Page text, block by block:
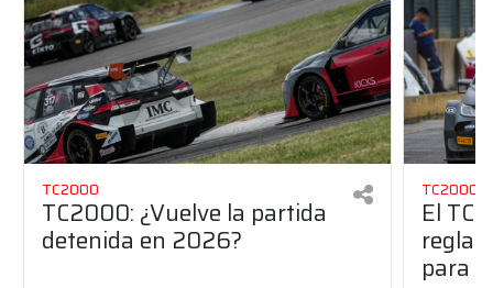
TC2000
TC2000: ¿Vuelve la partida
detenida en 2026?
TC2000
El
para